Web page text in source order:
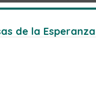
de la Esperanza